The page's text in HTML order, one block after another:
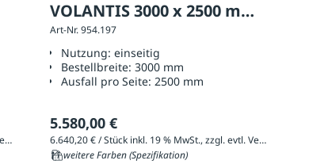
6.539,05 € / Stück inkl. 19 % MwSt., zzgl. evtl. Versandkosten
VOLANTIS 3000 x 2500 mm,
Ausführung: einseitig
Art-Nr. 954.197
Nutzung: einseitig
Bestellbreite: 3000 mm
Ausfall pro Seite: 2500 mm
5.580,00 €
6.640,20 € / Stück inkl. 19 % MwSt., zzgl. evtl. Versandkosten
11 weitere Farben (Spezifikation)